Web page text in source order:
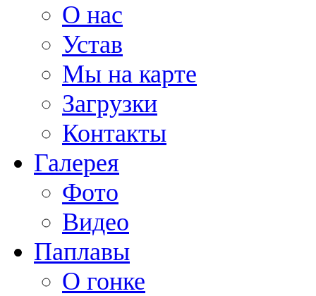
О нас
Устав
Мы на карте
Загрузки
Контакты
Галерея
Фото
Видео
Паплавы
О гонке